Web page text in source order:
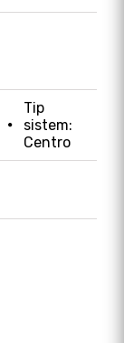
Tip
sistem:
Centro